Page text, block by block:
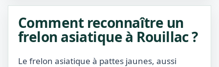
Comment reconnaître un
frelon asiatique à Rouillac ?
Le frelon asiatique à pattes jaunes, aussi